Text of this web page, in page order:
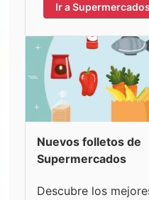
Ir a Supermercados
Nuevos folletos de
Supermercados
Descubre los